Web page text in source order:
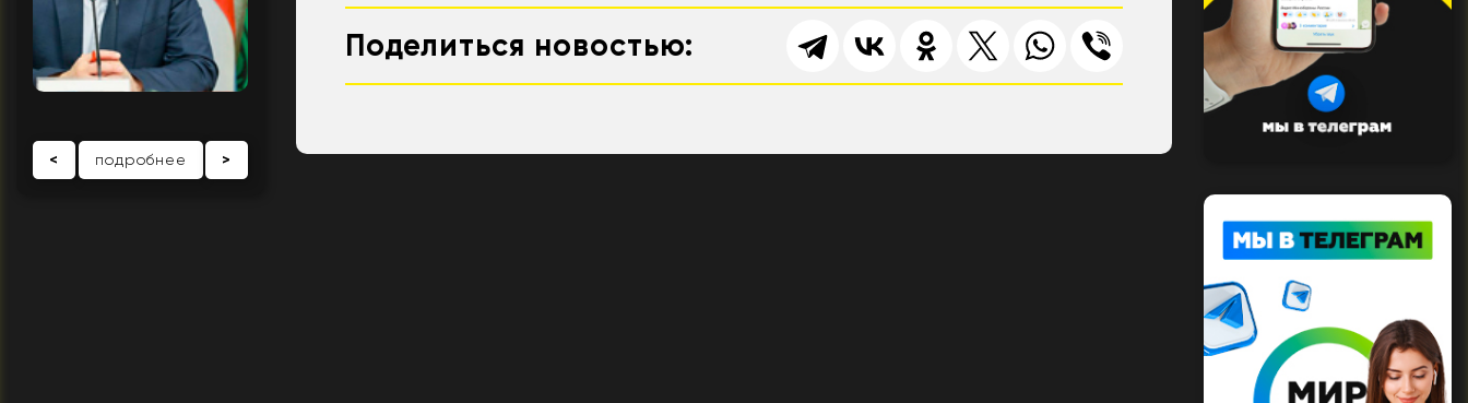
< подробнее >
Поделиться новостью: